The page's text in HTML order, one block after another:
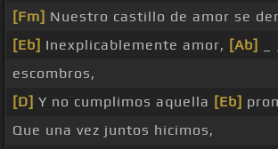
[Fm] Nuestro castillo de amor se
[Eb] Inexplicablemente amor, [Ab]
escombros,
[D] Y no cumplimos aquella [Eb]
Que una vez juntos hicimos,